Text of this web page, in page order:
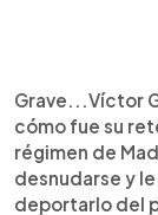
Grave...Víctor
cómo fue su
régimen de
desnudarse y
deportarlo del